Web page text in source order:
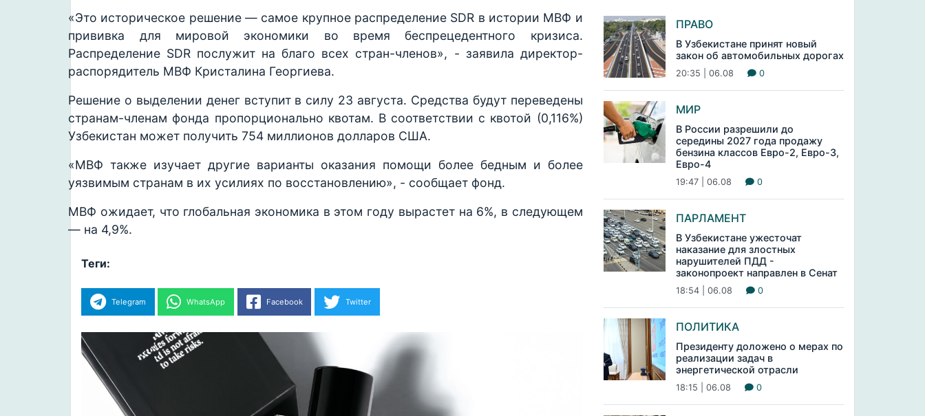
«Это историческое решение — самое крупное распределение SDR в истории МВФ и
прививка для мировой экономики во время беспрецедентного кризиса.
Распределение SDR послужит на благо всех стран-членов», - заявила директор-
распорядитель МВФ Кристалина Георгиева.
Решение о выделении денег вступит в силу 23 августа. Средства будут переведены
странам-членам фонда пропорционально квотам. В соответствии с квотой (0,116%)
Узбекистан может получить 754 миллионов долларов США.
«МВФ также изучает другие варианты оказания помощи более бедным и более
уязвимым странам в их усилиях по восстановлению», - сообщает фонд.
МВФ ожидает, что глобальная экономика в этом году вырастет на 6%, в следующем
— на 4,9%.
Теги:
Telegram WhatsApp Facebook Twitter
ПРАВО
В Узбекистане принят новый
закон об автомобильных дорогах
20:35 | 06.08 0
МИР
В России разрешили до
середины 2027 года продажу
бензина классов Евро-2, Евро-3,
Евро-4
19:47 | 06.08 0
ПАРЛАМЕНТ
В Узбекистане ужесточат
наказание для злостных
нарушителей ПДД -
законопроект направлен в Сенат
18:54 | 06.08 0
ПОЛИТИКА
Президенту доложено о мерах по
реализации задач в
энергетической отрасли
18:15 | 06.08 0